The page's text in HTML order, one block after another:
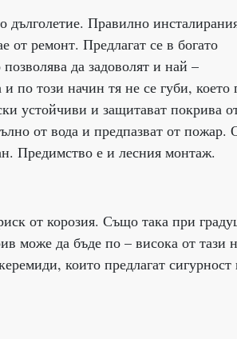
дълголетие. Правилно
от ремонт. Предлагат се в богато
да задоволят и най –
по този начин тя не се губи, което
устойчиви и защитават покрива
от вода и предпазват от пожар.
Предимство е и лесния монтаж.
от корозия. Също така при
може да бъде по – висока от тази
които предлагат сигурност